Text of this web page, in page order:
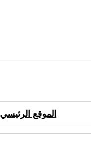
الموقع الرئيسي